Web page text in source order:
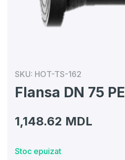
SKU: HOT-TS-162
Flansa DN 75 PE
1,148.62 MDL
Stoc epuizat